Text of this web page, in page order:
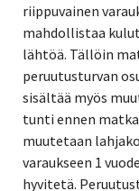
riippuvainen
mahdollistaa
lähtöä. Tällöin
peruutusturvan
sisältää myös
tunti ennen
muutetaan
varaukseen 1
hyvitetä.